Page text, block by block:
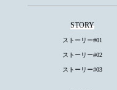
STORY
ストーリー#01
ストーリー#02
ストーリー#03